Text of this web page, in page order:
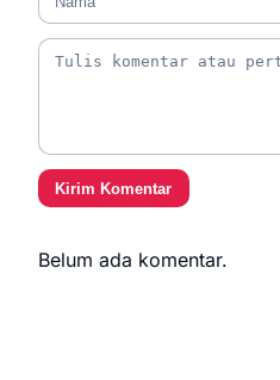
Kirim Komentar
Belum ada komentar.